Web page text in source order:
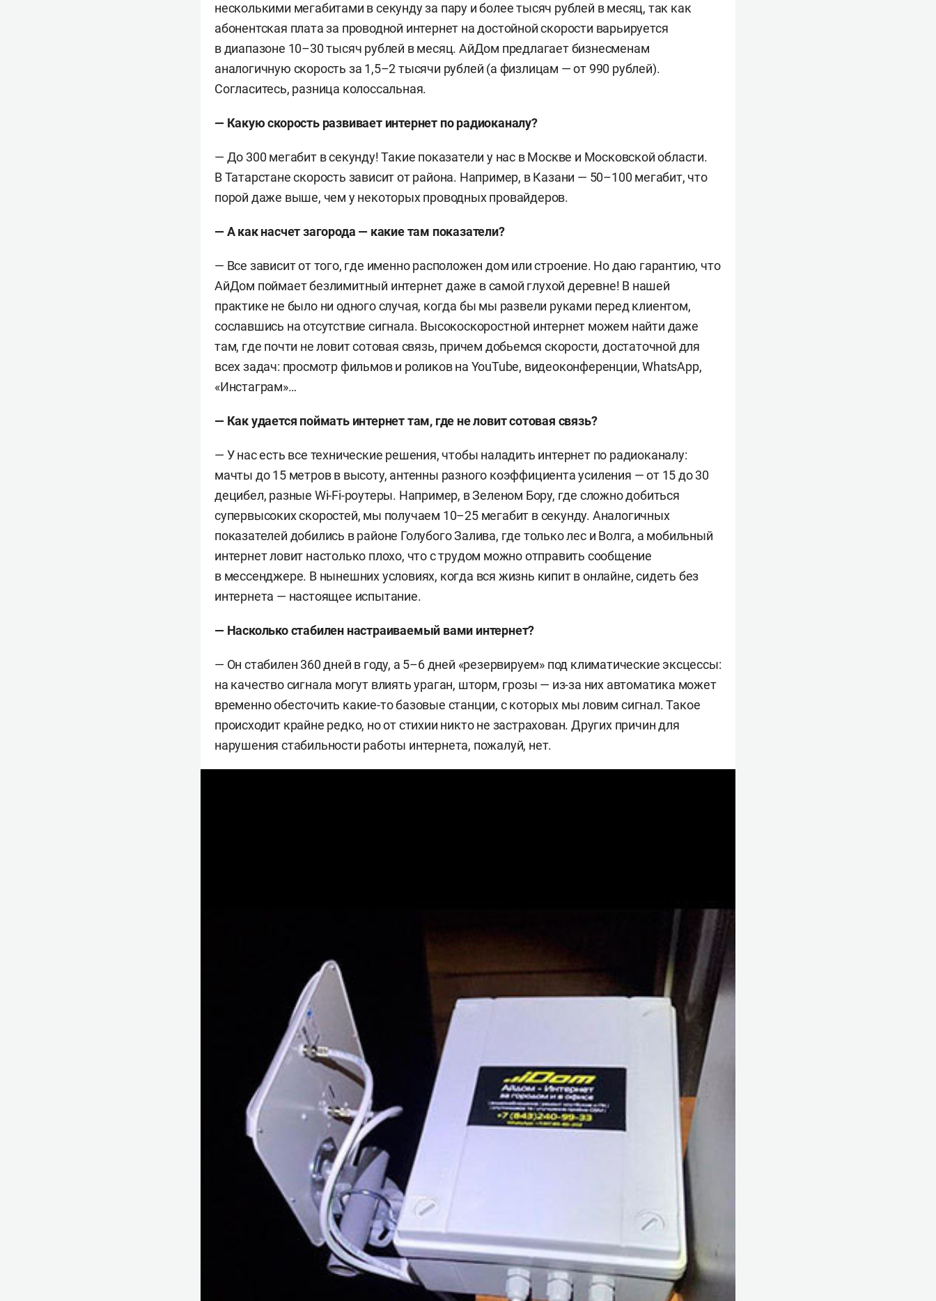
несколькими мегабитами в секунду за пару и более тысяч рублей в месяц, так как
абонентская плата за проводной интернет на достойной скорости варьируется
в диапазоне 10–30 тысяч рублей в месяц. АйДом предлагает бизнесменам
аналогичную скорость за 1,5–2 тысячи рублей (а физлицам — от 990 рублей).
Согласитесь, разница колоссальная.
— Какую скорость развивает интернет по радиоканалу?
— До 300 мегабит в секунду! Такие показатели у нас в Москве и Московской области.
В Татарстане скорость зависит от района. Например, в Казани — 50–100 мегабит, что
порой даже выше, чем у некоторых проводных провайдеров.
— А как насчет загорода — какие там показатели?
— Все зависит от того, где именно расположен дом или строение. Но даю гарантию, что
АйДом поймает безлимитный интернет даже в самой глухой деревне! В нашей
практике не было ни одного случая, когда бы мы развели руками перед клиентом,
сославшись на отсутствие сигнала. Высокоскоростной интернет можем найти даже
там, где почти не ловит сотовая связь, причем добьемся скорости, достаточной для
всех задач: просмотр фильмов и роликов на YouTube, видеоконференции, WhatsApp,
«Инстаграм»…
— Как удается поймать интернет там, где не ловит сотовая связь?
— У нас есть все технические решения, чтобы наладить интернет по радиоканалу:
мачты до 15 метров в высоту, антенны разного коэффициента усиления — от 15 до 30
децибел, разные Wi-Fi-роутеры. Например, в Зеленом Бору, где сложно добиться
супервысоких скоростей, мы получаем 10–25 мегабит в секунду. Аналогичных
показателей добились в районе Голубого Залива, где только лес и Волга, а мобильный
интернет ловит настолько плохо, что с трудом можно отправить сообщение
в мессенджере. В нынешних условиях, когда вся жизнь кипит в онлайне, сидеть без
интернета — настоящее испытание.
— Насколько стабилен настраиваемый вами интернет?
— Он стабилен 360 дней в году, а 5–6 дней «резервируем» под климатические эксцессы:
на качество сигнала могут влиять ураган, шторм, грозы — из-за них автоматика может
временно обесточить какие-то базовые станции, с которых мы ловим сигнал. Такое
происходит крайне редко, но от стихии никто не застрахован. Других причин для
нарушения стабильности работы интернета, пожалуй, нет.